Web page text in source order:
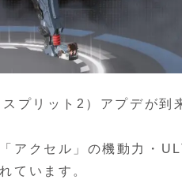
プリット2）アプデが到
アクセル」の機動力・
ています。